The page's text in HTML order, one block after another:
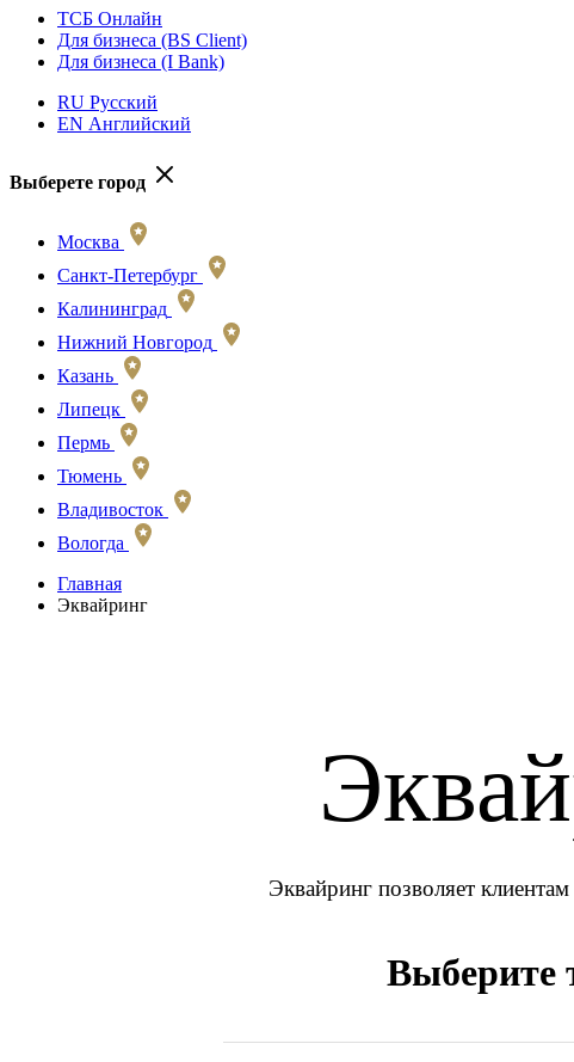
ТСБ Онлайн
Для бизнеса (BS Client)
Для бизнеса (I Bank)
RU Русский
EN Английский
Выберете город
Москва
Санкт-Петербург
Калининград
Нижний Новгород
Казань
Липецк
Пермь
Тюмень
Владивосток
Вологда
Главная
Эквайринг
Эквайринг позволяет
Выберите